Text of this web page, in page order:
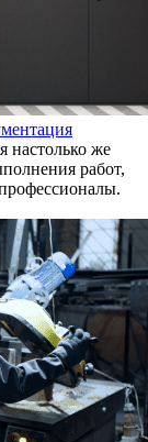
настолько же
работ,